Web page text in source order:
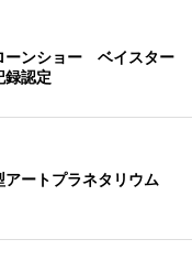
ーンショー ベイスター
録認定
ートプラネタリウム